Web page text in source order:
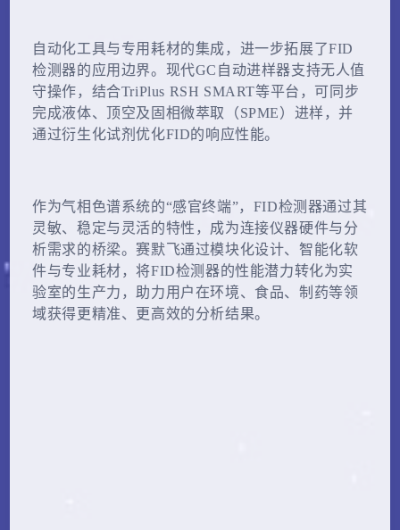
自动化工具与专用耗材的集成，进一步拓展了FID
检测器的应用边界。现代GC自动进样器支持无人值
守操作，结合TriPlus RSH SMART等平台，可同步
完成液体、顶空及固相微萃取（SPME）进样，并
通过衍生化试剂优化FID的响应性能。
作为气相色谱系统的“感官终端”，FID检测器通过其
灵敏、稳定与灵活的特性，成为连接仪器硬件与分
析需求的桥梁。赛默飞通过模块化设计、智能化软
件与专业耗材，将FID检测器的性能潜力转化为实
验室的生产力，助力用户在环境、食品、制药等领
域获得更精准、更高效的分析结果。